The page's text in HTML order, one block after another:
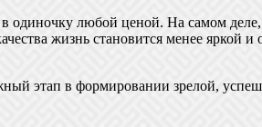
одиночку любой ценой. На самом
жизнь становится менее яркой
этап в формировании зрелой,